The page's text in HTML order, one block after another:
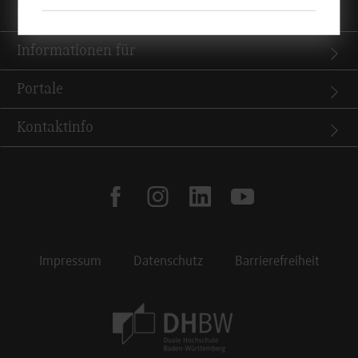
Quicklinks
Informationen für
Portale
Kontaktinfo
facebookinstagramlinkedinyoutube
Impressum Datenschutz Barrierefreiheit